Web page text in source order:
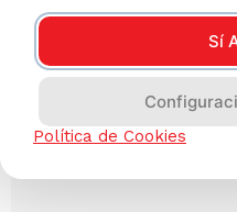
Sí
Política de Cookies